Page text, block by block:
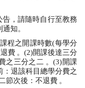
告，請隨時自行至教務
知。
程之開課時數(每學分
費 。 (2)開課後達三分
之三分之二 。(3)開課
退該科目總學分費之
節次後：不退費 。